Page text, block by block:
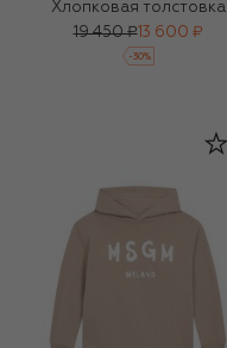
Хлопковая толстовка
19 450 ₽13 600 ₽
-30%